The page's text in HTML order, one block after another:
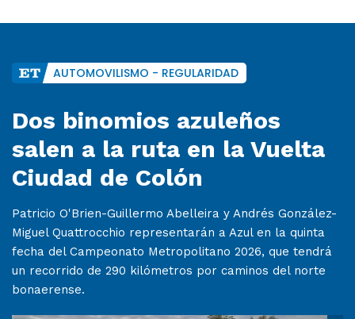
AUTOMOVILISMO - REGULARIDAD
Dos binomios azuleños
salen a la ruta en la Vuelta
Ciudad de Colón
Patricio O'Brien-Guillermo Abelleira y Andrés González-
Miguel Quattrocchio representarán a Azul en la quinta
fecha del Campeonato Metropolitano 2026, que tendrá
un recorrido de 290 kilómetros por caminos del norte
bonaerense.